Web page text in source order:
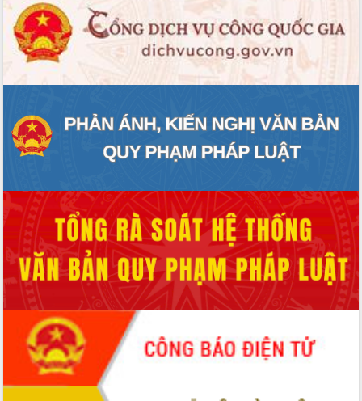
VĂN BẢN HĐND TỈNH
ĐIỂM TIN VĂN BẢN